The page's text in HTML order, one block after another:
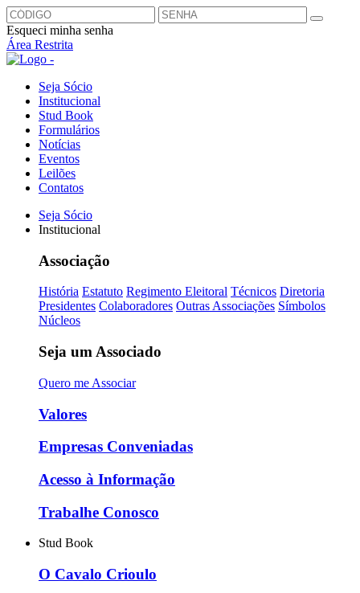
Esqueci minha senha
Área Restrita
Seja Sócio
Institucional
Stud Book
Formulários
Notícias
Eventos
Leilões
Contatos
Seja Sócio
Institucional
Associação
História Estatuto Regimento Eleitoral Técnicos Diretoria
Presidentes Colaboradores Outras Associações Símbolos
Núcleos
Seja um Associado
Quero me Associar
Valores
Empresas Conveniadas
Acesso à Informação
Trabalhe Conosco
Stud Book
O Cavalo Crioulo